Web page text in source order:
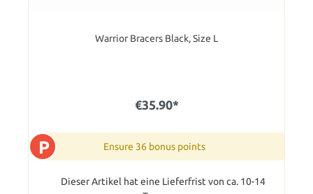
Warrior Bracers Black, Size L
€35.90*
P Ensure 36 bonus points
Dieser Artikel hat eine Lieferfrist von ca. 10-14